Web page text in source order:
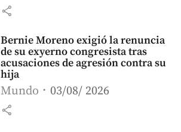
share
Bernie Moreno exigió la renuncia
de su exyerno congresista tras
acusaciones de agresión contra su
hija
Mundo 03/08/ 2026
share